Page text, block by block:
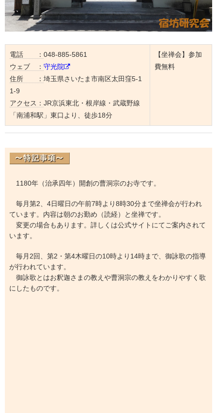
電話 ： 048-885-5861
ウェブ ： 守光院
住所 ： 埼玉県さいたま市南区太田窪5-1
1-9
アクセス： JR京浜東北・根岸線・武蔵野線
「南浦和駅」東口より、徒歩18分
【坐禅会】参加
費無料
1180年（治承四年）開創の曹洞宗のお寺です。
毎月第2、4日曜日の午前7時より8時30分まで坐禅会が行われ
ています。内容は朝のお勤め（読経）と坐禅です。
変更の場合もあります。詳しくは公式サイトにてご案内されて
います。
毎月2回、第2・第4木曜日の10時より14時まで、御詠歌の指導
が行われています。
御詠歌とはお釈迦さまの教えや曹洞宗の教えをわかりやすく歌
にしたものです。